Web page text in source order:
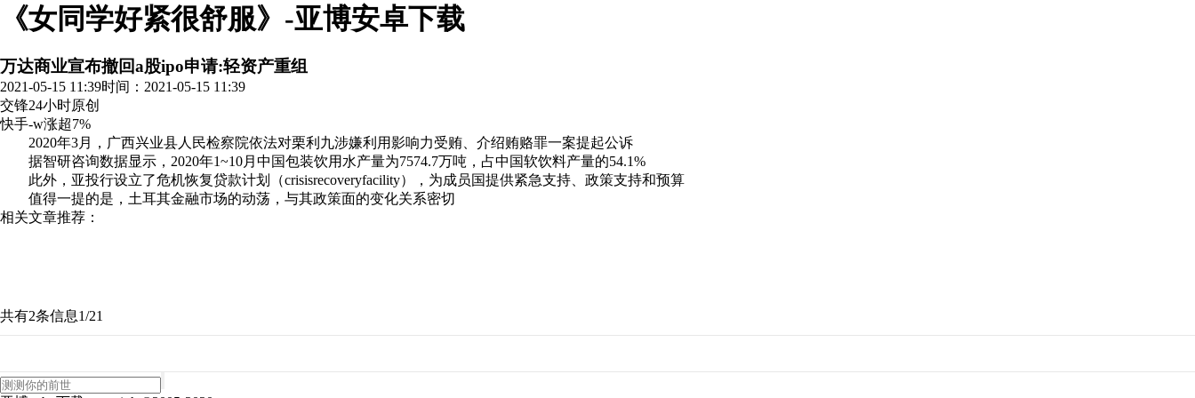
《女同学好紧很舒服》-亚博安卓下载
万达商业宣布撤回a股ipo申请:轻资产重组
2021-05-15 11:39时间：2021-05-15 11:39
交锋24小时原创
快手-w涨超7%
2020年3月，广西兴业县人民检察院依法对栗利九涉嫌利用影响力受贿、介绍贿赂罪一案提起公诉
据智研咨询数据显示，2020年1~10月中国包装饮用水产量为7574.7万吨，占中国软饮料产量的54.1%
此外，亚投行设立了危机恢复贷款计划（crisisrecoveryfacility），为成员国提供紧急支持、政策支持和预算
值得一提的是，土耳其金融市场的动荡，与其政策面的变化关系密切
相关文章推荐：
共有2条信息1/21